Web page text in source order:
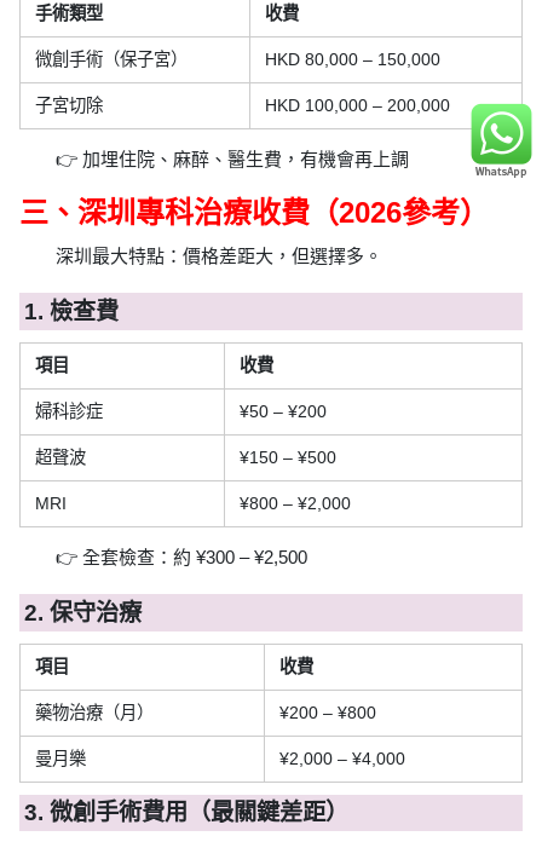
手術類型 收費
微創手術（保子宮） HKD 80,000 – 150,000
子宮切除 HKD 100,000 – 200,000
👉 加埋住院、麻醉、醫生費，有機會再上調
三、深圳專科治療收費（2026參考）
深圳最大特點：價格差距大，但選擇多。
1. 檢查費
項目 收費
婦科診症 ¥50 – ¥200
超聲波 ¥150 – ¥500
MRI ¥800 – ¥2,000
👉 全套檢查：約 ¥300 – ¥2,500
2. 保守治療
項目 收費
藥物治療（月） ¥200 – ¥800
曼月樂 ¥2,000 – ¥4,000
3. 微創手術費用（最關鍵差距）